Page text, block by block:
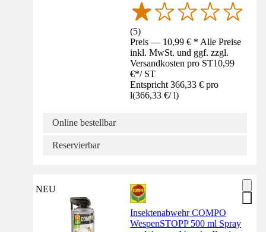
(5)
Preis — 10,99 € * Alle Preise
inkl. MwSt. und ggf. zzgl.
Versandkosten pro ST10,99
€*/ ST
Entspricht 366,33 € pro
l(366,33 €/ l)
Online bestellbar
Reservierbar
NEU
Insektenabwehr COMPO
WespenSTOPP 500 ml Spray